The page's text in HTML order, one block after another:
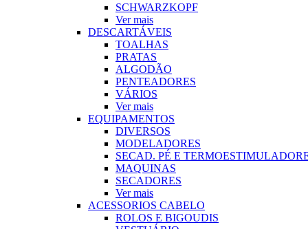
SCHWARZKOPF
Ver mais
DESCARTÁVEIS
TOALHAS
PRATAS
ALGODÃO
PENTEADORES
VÁRIOS
Ver mais
EQUIPAMENTOS
DIVERSOS
MODELADORES
SECAD. PÉ E
MAQUINAS
SECADORES
Ver mais
ACESSORIOS CABELO
ROLOS E BIGOUDIS